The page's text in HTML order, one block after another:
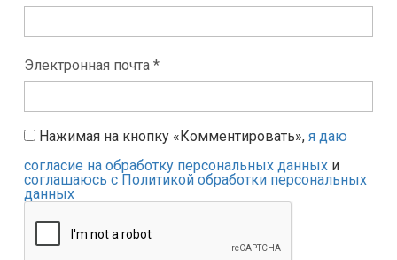
Электронная почта *
Нажимая на кнопку «Комментировать», я даю
согласие на обработку персональных данных и
соглашаюсь с Политикой обработки персональных
данных